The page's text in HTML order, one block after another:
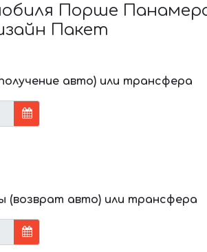
Порше
Пакет
авто) или трансфера
(возврат авто) или трансфера